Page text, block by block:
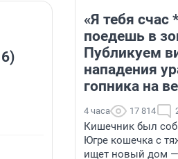
«Я тебя счас
поедешь в
Публикуем
нападения
гопника на
4 часа 17 814
Кишечник был
Югре кошечка с
ищет новый дом —